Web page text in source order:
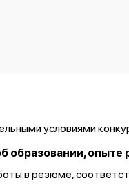
условиями
опыте
в резюме,